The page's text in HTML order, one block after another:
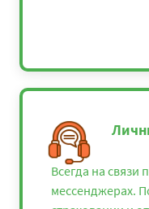
Всегда на связи
мессенджерах.